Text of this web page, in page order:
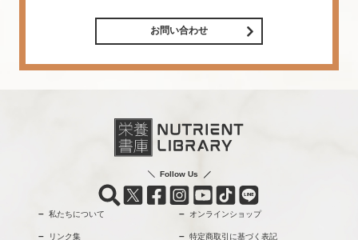
お問い合わせ
Follow Us
私たちについて オンラインショップ
リンク集 特定商取引に基づく表記